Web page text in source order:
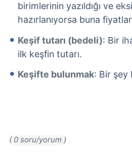
birimlerinin yazıldığı ve
hazırlanıyorsa buna
Keşif tutarı (bedeli): Bir
ilk keşfin tutarı.
Keşifte bulunmak: Bir şey
( 0 soru/yorum )